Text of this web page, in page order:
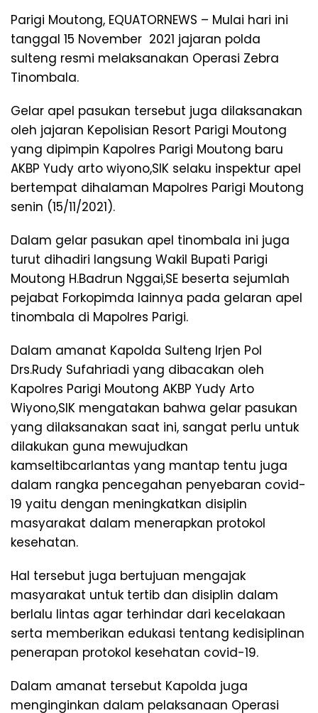
Parigi Moutong, EQUATORNEWS – Mulai hari ini
tanggal 15 November 2021 jajaran polda
sulteng resmi melaksanakan Operasi Zebra
Tinombala.
Gelar apel pasukan tersebut juga dilaksanakan
oleh jajaran Kepolisian Resort Parigi Moutong
yang dipimpin Kapolres Parigi Moutong baru
AKBP Yudy arto wiyono,SIK selaku inspektur apel
bertempat dihalaman Mapolres Parigi Moutong
senin (15/11/2021).
Dalam gelar pasukan apel tinombala ini juga
turut dihadiri langsung Wakil Bupati Parigi
Moutong H.Badrun Nggai,SE beserta sejumlah
pejabat Forkopimda lainnya pada gelaran apel
tinombala di Mapolres Parigi.
Dalam amanat Kapolda Sulteng Irjen Pol
Drs.Rudy Sufahriadi yang dibacakan oleh
Kapolres Parigi Moutong AKBP Yudy Arto
Wiyono,SIK mengatakan bahwa gelar pasukan
yang dilaksanakan saat ini, sangat perlu untuk
dilakukan guna mewujudkan
kamseltibcarlantas yang mantap tentu juga
dalam rangka pencegahan penyebaran covid-
19 yaitu dengan meningkatkan disiplin
masyarakat dalam menerapkan protokol
kesehatan.
Hal tersebut juga bertujuan mengajak
masyarakat untuk tertib dan disiplin dalam
berlalu lintas agar terhindar dari kecelakaan
serta memberikan edukasi tentang kedisiplinan
penerapan protokol kesehatan covid-19.
Dalam amanat tersebut Kapolda juga
menginginkan dalam pelaksanaan Operasi